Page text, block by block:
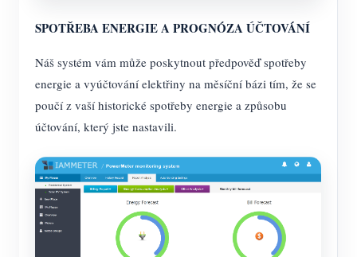
SPOTŘEBA ENERGIE A PROGNÓZA ÚČTOVÁNÍ
Náš systém vám může poskytnout předpověď spotřeby
energie a vyúčtování elektřiny na měsíční bázi tím, že se
poučí z vaší historické spotřeby energie a způsobu
účtování, který jste nastavili.